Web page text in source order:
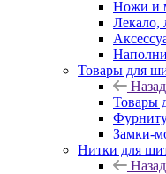
Ножи и
Лекало,
Товары для
Назад
Товары
Замки-
Нитки для
Назад